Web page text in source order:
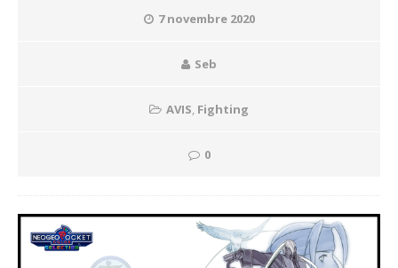
7 novembre 2020
Seb
AVIS, Fighting
0